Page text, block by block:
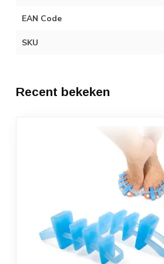
EAN Code
SKU
Recent bekeken